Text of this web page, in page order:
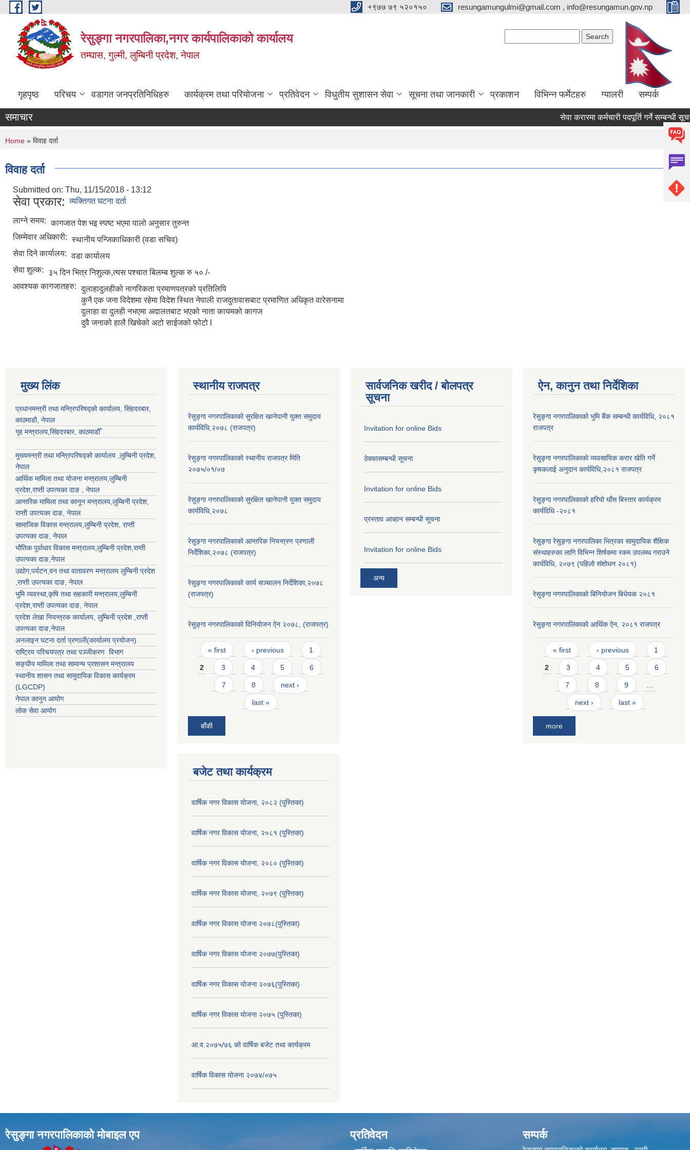
Skip to main content +९७७ ७९ ५२०१५० resungamungulmi@gmail.com , info@resungamun.gov.np
रेसुङ्गा नगरपालिका,नगर कार्यपालिकाको कार्यालय
तम्घास, गुल्मी, लुम्बिनी प्रदेश, नेपाल
गृहपृष्ठ परिचय वडागत जनप्रतिनिधिहरु कार्यक्रम तथा परियोजना प्रतिवेदन विधुतीय सुशासन सेवा सूचना तथा जानकारी प्रकाशन विभिन्न फर्मेटहरु ग्यालरी सम्पर्क
समाचार सेवा करारमा कर्मचारी पदपूर्ति गर्ने सम्बन्धी सूचना
You are here
Home » विवाह दर्ता
विवाह दर्ता
Submitted on: Thu, 11/15/2018 - 13:12
सेवा प्रकार: व्यक्तिगत घटना दर्ता
लाग्ने समय: कागजात पेश भइ स्पष्ट भएमा पालो अनुसार तुरुन्त
जिम्मेवार अधिकारी: स्थानीय पन्जिकाधिकारी (वडा सचिव)
सेवा दिने कार्यालय: वडा कार्यालय
सेवा शुल्क:
३५ दिन भित्र निशुल्क,त्यस पश्चात बिलम्ब शुल्क रु ५० /-
आवश्यक कागजातहरु: दुलाहादुलहीको नागरिकता प्रमाणपत्रको प्रतिलिपि
कुनै एक जना विदेशमा रहेमा विदेश स्थित नेपाली राजदुतावासबाट प्रमाणित अधिकृत वारेसनामा
दुलाहा वा दुलही नभएमा अदालतबाट भएको नाता कायमको कागज
दुवै जनाको हालै खिचेको अटो साईजको फोटो l
मुख्य लिंक
प्रधानमन्त्री तथा मन्त्रिपरिषद्को कार्यालय, सिंहदरबार,
काठमाडौ, नेपाल
गृह मन्त्रालय,सिंहदरबार, काठमाडौँ
मुख्यमन्त्री तथा मन्त्रिपरिषद्को कार्यालय ,लुम्बिनी प्रदेश,
नेपाल
आर्थिक मामिला तथा योजना मन्त्रालय, लुम्बिनी
प्रदेश ,राप्ती उपत्यका दाङ , नेपाल
आन्तरिक मामिला तथा कानून मन्त्रालय, लुम्बिनी प्रदेश
राप्ती उपत्यका दाङ , नेपाल
सामाजिक विकास मन्त्रालय, लुम्बिनी प्रदेश राप्ती
उपत्यका दाङ , नेपाल
भौतिक पूर्वाधार विकास मन्त्रालय, लुम्बिनी प्रदेश राप्ती
उपत्यका दाङ ,नेपाल
उद्याेग,पर्यटन,वन तथा वातावरण मन्त्रालय लुम्बिनी प्रदेश
राप्ती उपत्यका दाङ , नेपाल
भुमि व्यवस्था,कृषि तथा सहकारी मन्त्रालय, लुम्बिनी
प्रदेश राप्ती उपत्यका दाङ , नेपाल
प्रदेश लेखा नियन्त्रक कार्यालय, लुम्बिनी प्रदेश राप्ती
उपत्यका दाङ ,नेपाल
अनलाइन घटना दर्ता प्रणाली(कार्यालय प्रयोजन)
राष्ट्रिय परिचयपत्र तथा पञ्जीकरण विभाग
सङ्घीय मामिला तथा सामान्य प्रशासन मन्त्रालय
स्थानीय शासन तथा सामुदायिक विकास कार्यक्रम
(LGCDP)
नेपाल कानुन आयोग
लोक सेवा आयोग
स्थानीय राजपत्र
रेसुङ्गा नगरपालिकाको सुरक्षित खानेपानी युक्त समुदाय
कार्यविधि,२०७८ (राजपत्र)
रेसुङ्गा नगरपालिकाको स्थानीय राजपत्र मिति
२०७५/०१/०७
रेसुङ्गा नगरपालिकाको सुरक्षित खानेपानी युक्त समुदाय
कार्यविधि,२०७८
रेसुङ्गा नगरपालिकाको आन्तरिक नियन्त्रण प्रणाली
निर्देशिका,२०७८ (राजपत्र)
रेसुङ्गा नगरपालिकाको कार्य सञ्चालन निर्देशिका,२०७८
(राजपत्र)
रेसुङ्गा नगरपालिकाको विनियोजन ऐन २०७८, (राजपत्र)
Pages
« first ‹ previous 1
2 3 4 5 6
7 8 next ›
last »
बाँकी
बजेट तथा कार्यक्रम
वार्षिक नगर विकास योजना, २०८२ (पुस्तिका)
वार्षिक नगर विकास योजना, २०८१ (पुस्तिका)
वार्षिक नगर विकास योजना, २०८० (पुस्तिका)
वार्षिक नगर विकास योजना, २०७९ (पुस्तिका)
वार्षिक नगर विकास योजना २०७८(पुस्तिका)
वार्षिक नगर विकास योजना २०७७(पुस्तिका)
वार्षिक नगर विकास योजना २०७६(पुस्तिका)
वार्षिक नगर विकास योजना २०७५ (पुस्तिका)
आ.व.२०७५/७६ को वार्षिक बजेट तथा कार्यक्रम
वार्षिक विकास योजना २०७४/०७५
सार्वजनिक खरीद / बोलपत्र
सूचना
Invitation for online Bids
ठेक्कासम्बन्धी सूचना
Invitation for online Bids
प्रस्ताव आव्हान सम्बन्धी सूचना
Invitation for online Bids
अन्य
ऐन, कानुन तथा निर्देशिका
रेसुङ्गा नगरपालिकाको भुमि बैंक सम्बन्धी कार्यविधि, २०८१
राजपत्र
रेसुङ्गा नगरपालिकाको व्यवसायिक करार खेति गर्ने
कृषकलाई अनुदान कार्यविधि,२०८१ राजपत्र
रेसुङ्गा नगरपालिकाको हरियो घाँस बिस्तार कार्यक्रम
कार्यविधि -२०८१
रेसुङ्गा रेसुङ्गा नगरपालिका भित्रका सामुदायिक शैक्षिक
संस्थाहरुका लागि विभिन्न शिर्षकमा रकम उपलब्ध गराउने
कार्यविधि, २०७९ (पहिलो संशोधन २०८१)
रेसुङ्गा नगरपालिकाको बिनियोजन बिधेयक २०८१
रेसुङ्गा नगरपालिकाको आर्थिक ऐन, २०८१ राजपत्र
Pages
« first ‹ previous 1
2 3 4 5 6
7 8 9
next › last »
more
रेसुङ्गा नगरपालिकाकाे माेबाइल एप प्रतिवेदन सम्पर्क